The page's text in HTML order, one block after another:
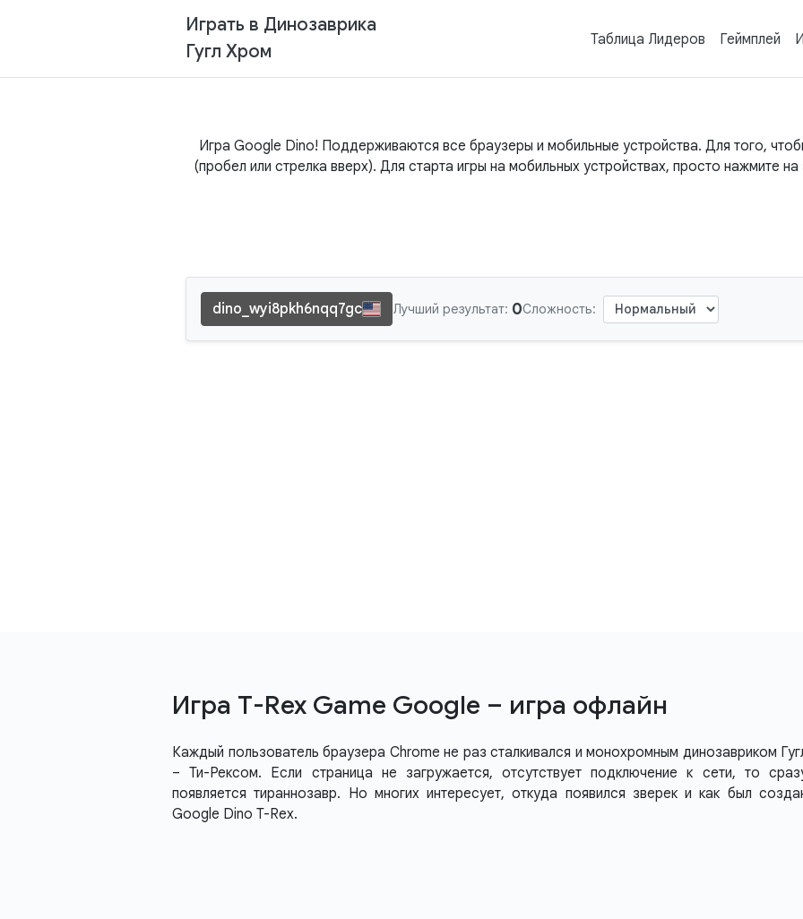
Играть в Динозаврика
Гугл Хром
Таблица Лидеров Геймплей
Игра Google Dino! Поддерживаются все браузеры и мобильные устройства. Для того,
(пробел или стрелка вверх). Для старта игры на мобильных устройствах, просто нажмите
dino_wyi8pkh6nqq7gc Лучший результат: 0Сложность:
Игра Т-Rex Game Google – игра офлайн
Каждый пользователь браузера Chrome не раз сталкивался и монохромным динозавриком
– Ти-Рексом. Если страница не загружается, отсутствует подключение к сети, то
появляется тираннозавр. Но многих интересует, откуда появился зверек и как был
Google Dino T-Rex.